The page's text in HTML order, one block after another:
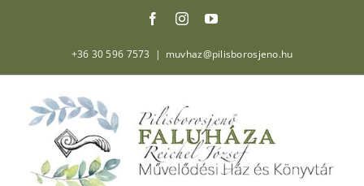
FacebookInstagramYouTube
+36 30 596 7573 | muvhaz@pilisborosjeno.hu